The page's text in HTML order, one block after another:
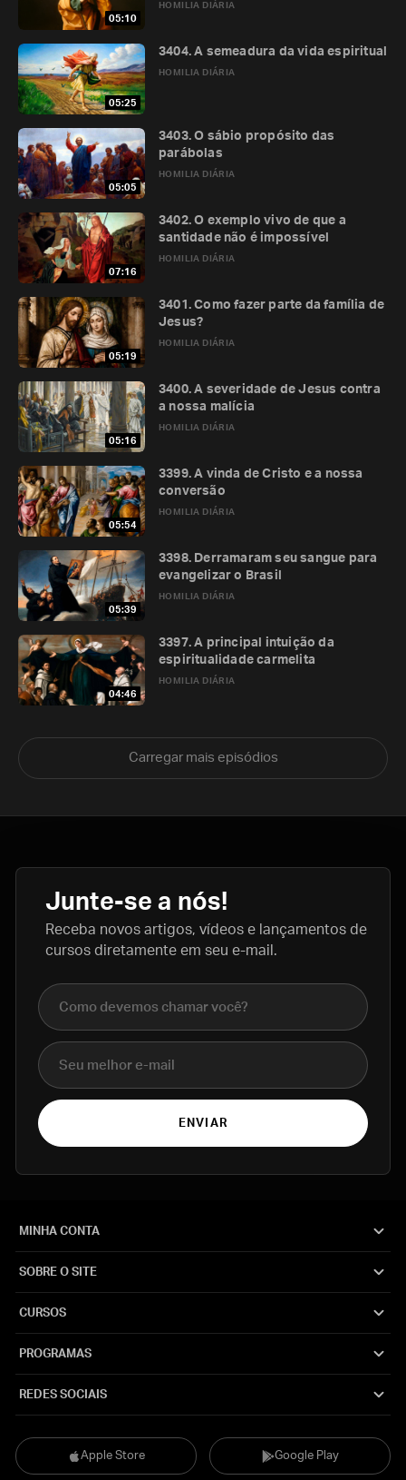
05:10
HOMILIA DIÁRIA
05:25
HOMILIA DIÁRIA
3404. A semeadura da vida espiritual
05:05
HOMILIA DIÁRIA
3403. O sábio propósito das
parábolas
07:16
HOMILIA DIÁRIA
3402. O exemplo vivo de que a
santidade não é impossível
05:19
HOMILIA DIÁRIA
3401. Como fazer parte da família de
Jesus?
05:16
HOMILIA DIÁRIA
3400. A severidade de Jesus contra
a nossa malícia
05:54
HOMILIA DIÁRIA
3399. A vinda de Cristo e a nossa
conversão
05:39
HOMILIA DIÁRIA
3398. Derramaram seu sangue para
evangelizar o Brasil
04:46
HOMILIA DIÁRIA
3397. A principal intuição da
espiritualidade carmelita
Carregar mais episódios
Junte-se a nós!
Receba novos artigos, vídeos e lançamentos de
cursos diretamente em seu e-mail.
Nome completo
E-mail
ENVIAR
Apple Store Google Play
MINHA CONTA
SOBRE O SITE
CURSOS
PROGRAMAS
REDES SOCIAIS